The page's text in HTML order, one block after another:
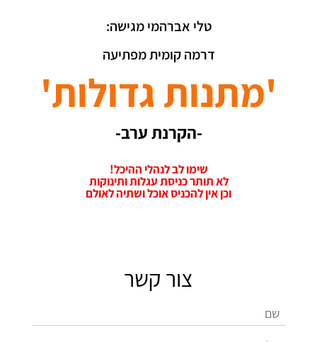
טלי אברהמי מגישה:
דרמה קומית מפתיעה
'מתנות גדולות'
-הקרנת ערב-
שימו לב לנהלי ההיכל!
לא תותר כניסת עגלות ותינוקות
וכן אין להכניס אוכל ושתיה לאולם
צור קשר